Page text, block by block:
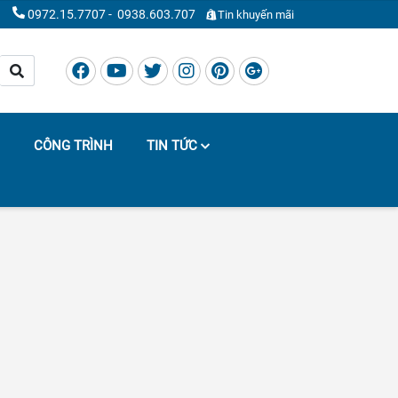
0972.15.7707- 0938.603.707 Tin khuyến mãi
CÔNG TRÌNH TIN TỨC